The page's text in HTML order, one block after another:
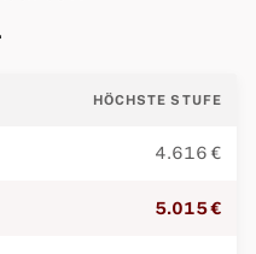
HÖCHSTE STUFE
4.616 €
5.015 €